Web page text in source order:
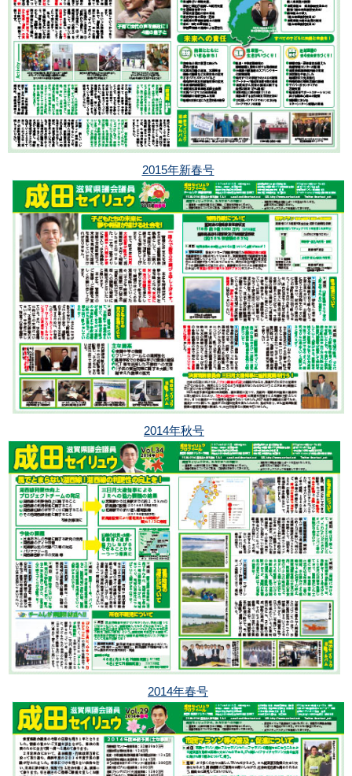
2015年新春号
2014年秋号
2014年春号